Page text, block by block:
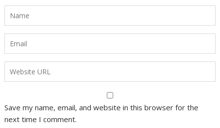
Save my name, email, and website in this browser for the
next time I comment.